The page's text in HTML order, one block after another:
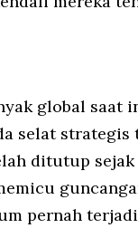
global saat
selat strategis
ditutup
pernah